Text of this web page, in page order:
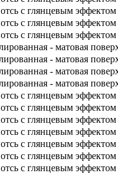
с глянцевым эффектом
с глянцевым эффектом
с глянцевым эффектом
- матовая
- матовая
- матовая
- матовая
с глянцевым эффектом
с глянцевым эффектом
с глянцевым эффектом
с глянцевым эффектом
с глянцевым эффектом
с глянцевым эффектом
с глянцевым эффектом